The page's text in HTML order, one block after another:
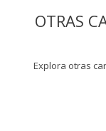
OTRAS
Explora otras